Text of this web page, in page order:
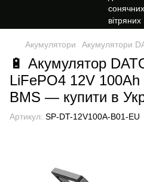
Акумулятори Акумулятори
🔋 Акумулятор
LiFePO4 12V
BMS — купити в
Артикул: SP-DT-12V100A-B01-EU